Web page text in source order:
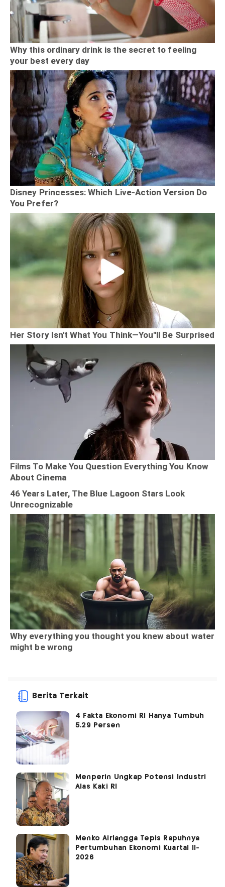
Berita Terkait
4 Fakta Ekonomi RI Hanya Tumbuh
5,29 Persen
Menperin Ungkap Potensi Industri
Alas Kaki RI
Menko Airlangga Tepis Rapuhnya
Pertumbuhan Ekonomi Kuartal II-
2026